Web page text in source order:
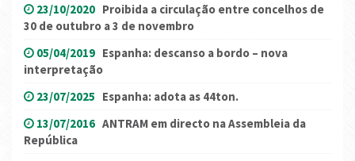
23/10/2020 Proibida a circulação entre concelhos de
30 de outubro a 3 de novembro
05/04/2019 Espanha: descanso a bordo – nova
interpretação
23/07/2025 Espanha: adota as 44ton.
13/07/2016 ANTRAM em directo na Assembleia da
República